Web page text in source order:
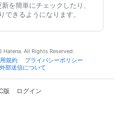
を簡単にチェックしたり、
できるようになります。
All Rights Reserved.
規約
プライバシーポリシー
部送信について
版 ログイン